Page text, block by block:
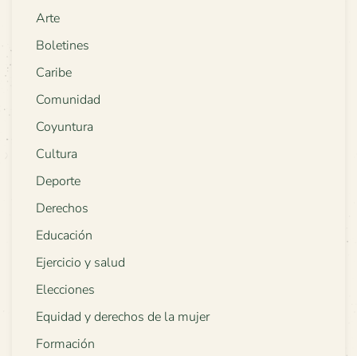
Arte
Boletines
Caribe
Comunidad
Coyuntura
Cultura
Deporte
Derechos
Educación
Ejercicio y salud
Elecciones
Equidad y derechos de la mujer
Formación